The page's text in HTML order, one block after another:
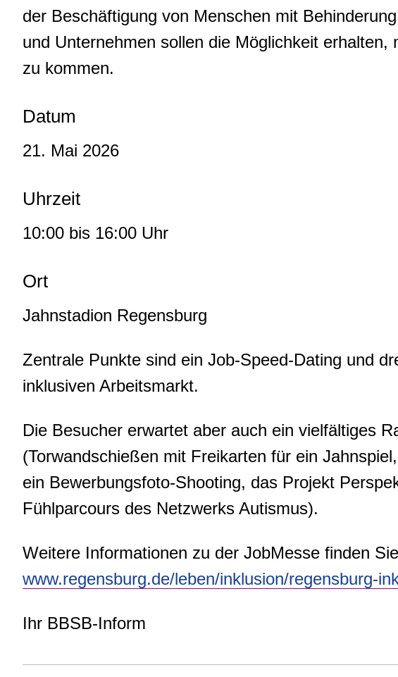
der Beschäftigung von Menschen mit
und Unternehmen sollen die Möglichkeit erhalten,
zu kommen.
Datum
21. Mai 2026
Uhrzeit
10:00 bis 16:00 Uhr
Ort
Jahnstadion Regensburg
Zentrale Punkte sind ein Job-Speed-Dating und
inklusiven Arbeitsmarkt.
Die Besucher erwartet aber auch ein vielfältiges
(Torwandschießen mit Freikarten für ein
ein Bewerbungsfoto-Shooting, das Projekt
Fühlparcours des Netzwerks Autismus).
Weitere Informationen zu der JobMesse finden
www.regensburg.de/leben/inklusion/regensburg-
Ihr BBSB-Inform